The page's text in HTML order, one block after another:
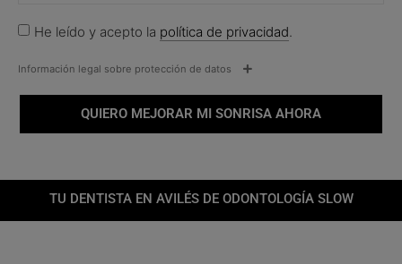
He leído y acepto la política de privacidad.
Información legal sobre protección de datos
QUIERO MEJORAR MI SONRISA AHORA
TU DENTISTA EN AVILÉS DE ODONTOLOGÍA SLOW